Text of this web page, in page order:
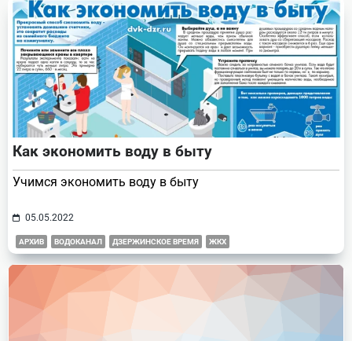
text">Page</span>
Как экономить воду в быту
Учимся экономить воду в быту
05.05.2022
АРХИВ ВОДОКАНАЛ ДЗЕРЖИНСКОЕ ВРЕМЯ ЖКХ